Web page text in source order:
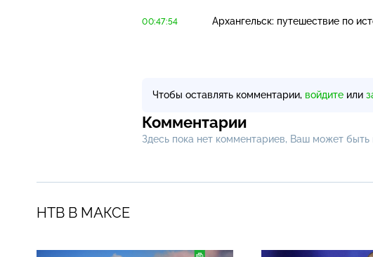
00:47:54 Архангельск: путешествие по
Чтобы оставлять комментарии, войдите или
Комментарии
Здесь пока нет комментариев, Ваш может
НТВ В МАКСЕ